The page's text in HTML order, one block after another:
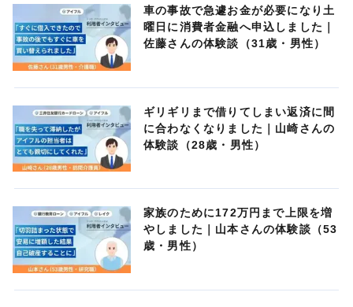
車の事故で急遽お金が必要になり土
曜日に消費者金融へ申込しました｜
佐藤さんの体験談（31歳・男性）
ギリギリまで借りてしまい返済に間
に合わなくなりました｜山崎さんの
体験談（28歳・男性）
家族のために172万円まで上限を増
やしました｜山本さんの体験談（53
歳・男性）